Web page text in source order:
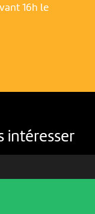
16h le
intéresser